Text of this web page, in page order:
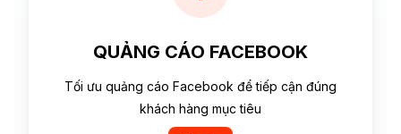
QUẢNG CÁO FACEBOOK
Tối ưu quảng cáo Facebook để tiếp cận đúng
khách hàng mục tiêu